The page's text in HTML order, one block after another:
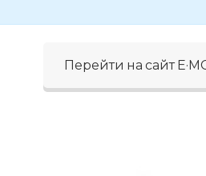
Перейти на сайт